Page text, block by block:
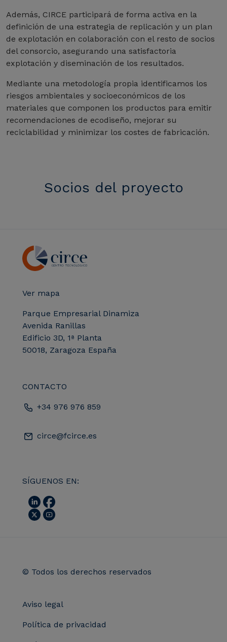
Además, CIRCE participará de forma activa en la
definición de una estrategia de replicación y un plan
de explotación en colaboración con el resto de socios
del consorcio, asegurando una satisfactoria
explotación y diseminación de los resultados.
Mediante una metodología propia identificamos los
riesgos ambientales y socioeconómicos de los
materiales que componen los productos para emitir
recomendaciones de ecodiseño, mejorar su
reciclabilidad y minimizar los costes de fabricación.
Socios del proyecto
Ver mapa
Parque Empresarial Dinamiza
Avenida Ranillas
Edificio 3D, 1ª Planta
50018, Zaragoza España
CONTACTO
+34 976 976 859
circe@fcirce.es
SÍGUENOS EN:
© Todos los derechos reservados
Aviso legal
Política de privacidad